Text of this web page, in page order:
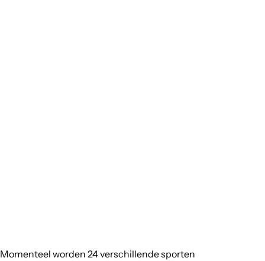
Momenteel worden 24 verschillende sporten